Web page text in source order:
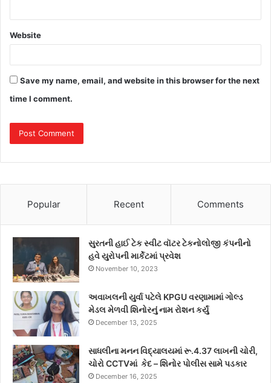
Website
Save my name, email, and website in this browser for the next
time I comment.
Popular Recent Comments
સુરતની હાઈ ટેક સ્વીટ વૉટર ટેકનોલોજી કંપનીનો
હવે યુરોપની માર્કેટમાં પ્રવેશ
November 10, 2023
અવાખલની યુર્વા પટેલે KPGU વરણામામાં ગોલ્ડ
મેડલ મેળવી શિનોરનું નામ રોશન કર્યું
December 13, 2025
સાધલીના મનન વિદ્યાલયમાં રૂ.4.37 લાખની ચોરી,
ચોરો CCTVમાં કેદ – શિનોર પોલીસ સામે પડકાર
December 16, 2025